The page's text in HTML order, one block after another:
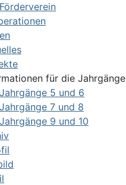
Förderverein
für die Jahrgänge
Jahrgänge 5 und 6
Jahrgänge 7 und 8
Jahrgänge 9 und 10